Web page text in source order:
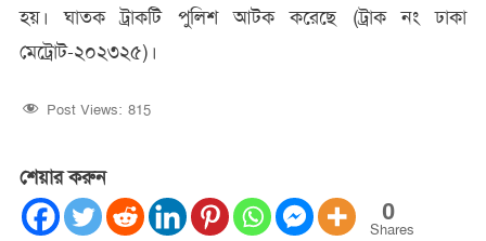
হয়। ঘাতক ট্রাকটি পুলিশ আটক করেছে (ট্রাক নং ঢাকা
মেট্রোট-২০২৩২৫)।
Post Views: 815
শেয়ার করুন
0
Shares